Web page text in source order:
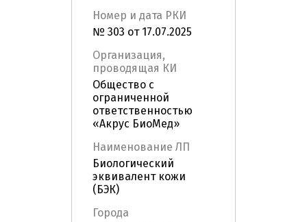
Номер и дата РКИ
№ 303 от 17.07.2025
Организация,
проводящая КИ
Общество с
ограниченной
ответственностью
«Акрус БиоМед»
Наименование ЛП
Биологический
эквивалент кожи
(БЭК)
Города